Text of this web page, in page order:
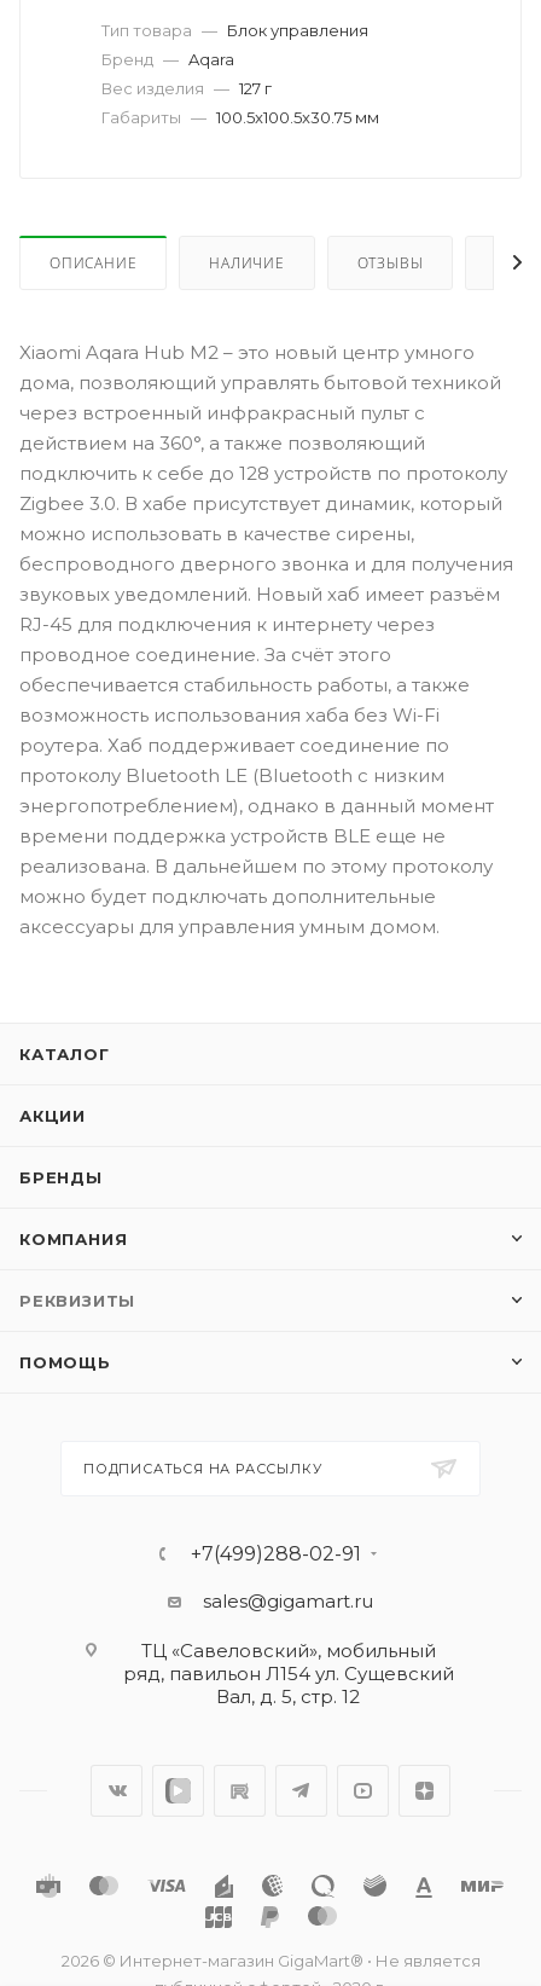
Тип товара — Блок управления
Бренд — Aqara
Вес изделия — 127 г
Габариты — 100.5x100.5x30.75 мм
ОПИСАНИЕ НАЛИЧИЕ ОТЗЫВЫ КАК
Xiaomi Aqara Hub M2 – это новый центр умного
дома, позволяющий управлять бытовой техникой
через встроенный инфракрасный пульт с
действием на 360°, а также позволяющий
подключить к себе до 128 устройств по протоколу
Zigbee 3.0. В хабе присутствует динамик, который
можно использовать в качестве сирены,
беспроводного дверного звонка и для получения
звуковых уведомлений. Новый хаб имеет разъём
RJ-45 для подключения к интернету через
проводное соединение. За счёт этого
обеспечивается стабильность работы, а также
возможность использования хаба без Wi-Fi
роутера. Хаб поддерживает соединение по
протоколу Bluetooth LE (Bluetooth с низким
энергопотреблением), однако в данный момент
времени поддержка устройств BLE еще не
реализована. В дальнейшем по этому протоколу
можно будет подключать дополнительные
аксессуары для управления умным домом.
КАТАЛОГ
АКЦИИ
БРЕНДЫ
КОМПАНИЯ
РЕКВИЗИТЫ
ПОМОЩЬ
ПОДПИСАТЬСЯ НА РАССЫЛКУ
+7(499)288-02-91
sales@gigamart.ru
ТЦ «Савеловский», мобильный
ряд, павильон Л154 ул. Сущевский
Вал, д. 5, стр. 12
2026 © Интернет-магазин GigaMart® • Не является